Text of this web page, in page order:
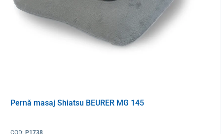
Pernă masaj Shiatsu BEURER MG 145
COD: P1738